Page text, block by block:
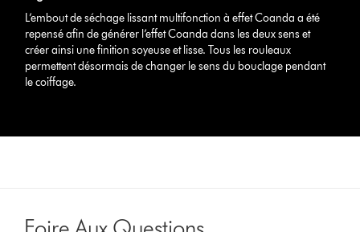
L’embout de séchage lissant multifonction à effet Coanda a été
repensé afin de générer l’effet Coanda dans les deux sens et
créer ainsi une finition soyeuse et lisse. Tous les rouleaux
permettent désormais de changer le sens du bouclage pendant
le coiffage.